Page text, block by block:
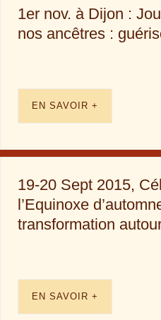
1er nov. à Dijon :
nos ancêtres :
EN SAVOIR +
19-20 Sept 2015,
l’Equinoxe
transformation
EN SAVOIR +